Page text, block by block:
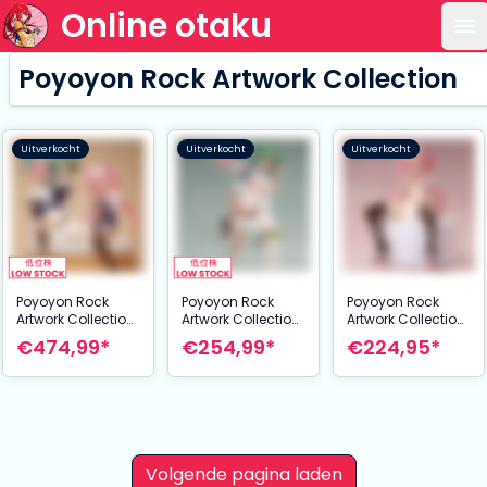
Online otaku
Poyoyon Rock Artwork Collection
Uitverkocht
Poyoyon Rock
Artwork Collection
PVC Statue 1/5.5
Midori & Pink
€474,99*
Uitverkocht
Poyoyon Rock
Artwork Collection
PVC Statue 1/5.5
Midori Sukumizu
€254,99*
Uitverkocht
Poyoyon Rock
Artwork Collection
PVC Statue 1/5.5
Pink Sukumizu 18
€224,95*
Volgende pagina laden